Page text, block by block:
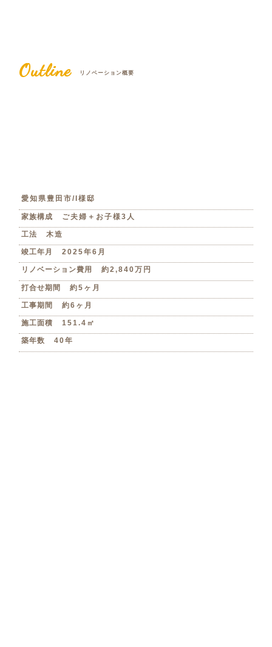
Outline リノベーション概要
愛知県豊田市/I様邸
家族構成 ご夫婦＋お子様3人
工法 木造
竣工年月 2025年6月
リノベーション費用 約2,840万円
打合せ期間 約5ヶ月
工事期間 約6ヶ月
施工面積 151.4㎡
築年数 40年